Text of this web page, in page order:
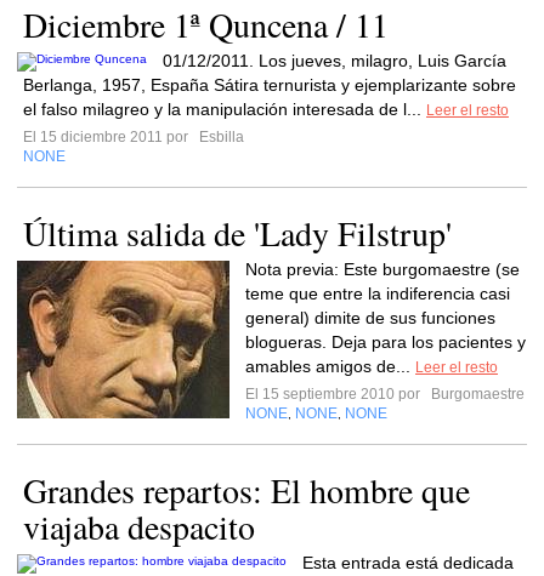
Diciembre 1ª Quncena / 11
01/12/2011. Los jueves, milagro, Luis García
Berlanga, 1957, España Sátira ternurista y ejemplarizante sobre
el falso milagreo y la manipulación interesada de l...
Leer el resto
El 15 diciembre 2011 por
Esbilla
NONE
Última salida de 'Lady Filstrup'
Nota previa: Este burgomaestre (se
teme que entre la indiferencia casi
general) dimite de sus funciones
blogueras. Deja para los pacientes y
amables amigos de...
Leer el resto
El 15 septiembre 2010 por
Burgomaestre
NONE NONE NONE
Grandes repartos: El hombre que
viajaba despacito
Esta entrada está dedicada